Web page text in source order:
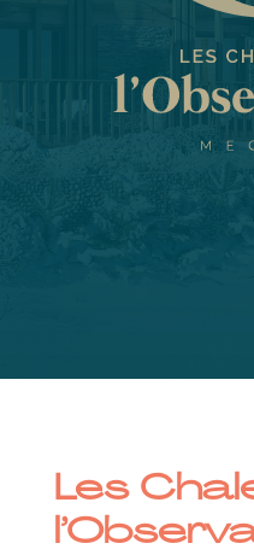
Les